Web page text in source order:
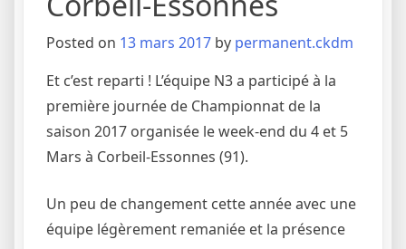
Posted on 13 mars 2017 by permanent.ckdm
Et c’est reparti ! L’équipe N3 a participé à la
première journée de Championnat de la
saison 2017 organisée le week-end du 4 et 5
Mars à Corbeil-Essonnes (91).
Un peu de changement cette année avec une
équipe légèrement remaniée et la présence